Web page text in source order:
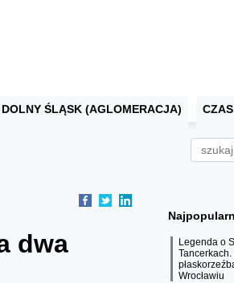
DOLNY ŚLĄSK (AGLOMERACJA)
dwa
Legenda o
Wrocławiu